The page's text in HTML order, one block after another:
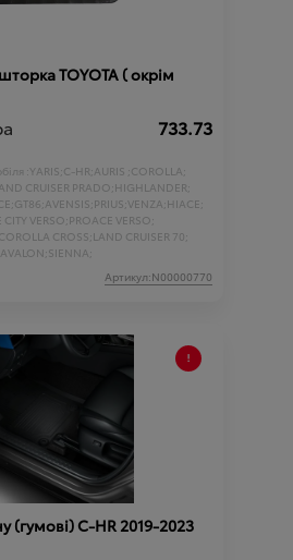
TOYOTA ( окрім
733.73
:YARIS;C-HR;AURIS ;COROLLA;
CRUISER PRADO;HIGHLANDER;
GT86;AVENSIS;PRIUS;VENZA;HIACE;
CITY VERSO;PROACE VERSO;
COROLLA CROSS;LAND CRUISER 70;
AVALON;SIENNA;
Артикул:N00000770
(гумові) C-HR 2019-2023